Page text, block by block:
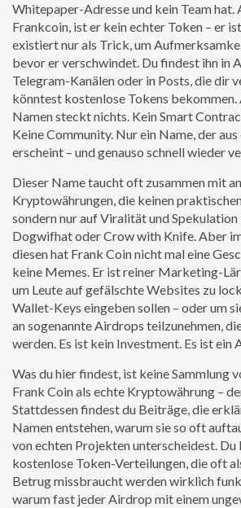
Whitepaper-Adresse und kein Team hat.
Frankcoin, ist er kein echter Token – er
existiert nur als Trick, um
bevor er verschwindet. Du findest ihn in
Telegram-Kanälen oder in Posts, die dir
könntest kostenlose Tokens
Namen steckt nichts. Kein Smart
Keine Community. Nur ein Name, der
erscheint – und genauso schnell wieder
Dieser Name taucht oft zusammen mit
Kryptowährungen, die keinen
sondern nur auf Viralität und Spekulation
Dogwifhat oder Crow with Knife. Aber
diesen hat Frank Coin nicht mal eine
keine Memes. Er ist reiner Marketing-
um Leute auf gefälschte Websites zu
Wallet-Keys eingeben sollen – oder um
an sogenannte Airdrops teilzunehmen,
werden. Es ist kein Investment. Es ist ein
Was du hier findest, ist keine Sammlung
Frank Coin als echte Kryptowährung –
Stattdessen findest du Beiträge, die
Namen entstehen, warum sie so oft
von echten Projekten unterscheidest. Du
kostenlose Token-Verteilungen, die oft
Betrug missbraucht werdenwirklich
warum fast jeder Airdrop mit einem